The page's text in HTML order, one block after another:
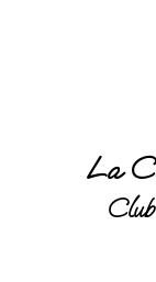
La